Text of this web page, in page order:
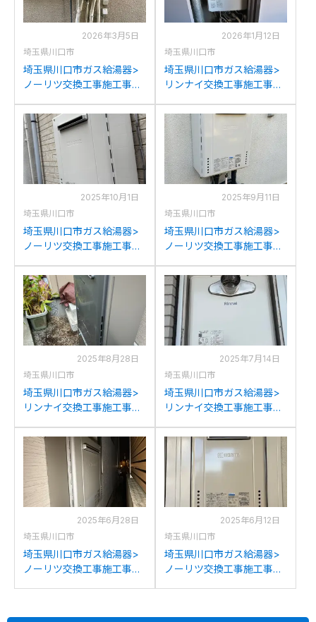
2026年3月5日
埼玉県川口市
埼玉県川口市ガス給湯器>
ノーリツ交換工事施工事
2028SAWXからノーリツ
GT-C2072SAW BLへの交
換
2026年1月12日
埼玉県川口市
埼玉県川口市ガス給湯器>
リンナイ交換工事施工事
V1615SAFFD(AFFD)Bから
リンナイRUF-
V1615SAFFD(D)への交換
2025年10月1日
埼玉県川口市
埼玉県川口市ガス給湯器>
ノーリツ交換工事施工事
2028SAWXからノーリツ
GT-2070SAW BLへの交換
2025年9月11日
埼玉県川口市
埼玉県川口市ガス給湯器>
ノーリツ交換工事施工事
2450AWXからノーリツ
GT-2470AW BLへの交換
2025年8月28日
埼玉県川口市
埼玉県川口市ガス給湯器>
リンナイ交換工事施工事
K2400SAW2-6からリンナ
イRUFH-E2408SAW2-6(A)
への交換
2025年7月14日
埼玉県川口市
埼玉県川口市ガス給湯器>
リンナイ交換工事施工事
らリンナイRUF-245SAT-
L(B)への交換
2025年6月28日
埼玉県川口市
埼玉県川口市ガス給湯器>
ノーリツ交換工事施工事
2025年6月12日
埼玉県川口市
埼玉県川口市ガス給湯器>
ノーリツ交換工事施工事